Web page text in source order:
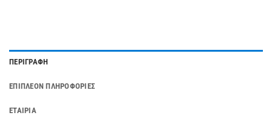
ΠΕΡΙΓΡΑΦΉ
ΕΠΙΠΛΈΟΝ ΠΛΗΡΟΦΟΡΊΕΣ
ΕΤΑΙΡΊΑ